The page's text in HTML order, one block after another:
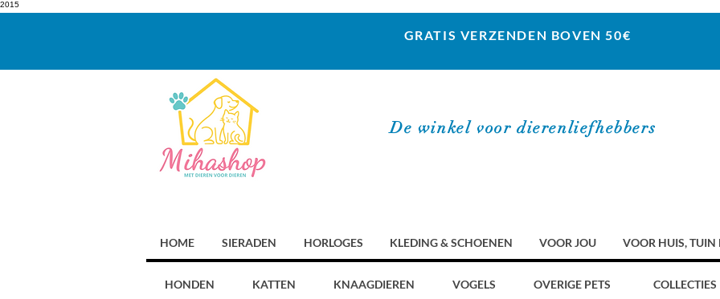
2015
GRATIS VERZENDEN BOVEN 50€
De winkel voor dierenliefhebbers
HOME SIERADEN HORLOGES KLEDING & SCHOENEN VOOR JOU VOOR HUIS, TUIN
HONDEN KATTEN KNAAGDIEREN VOGELS OVERIGE PETS COLLECTIES